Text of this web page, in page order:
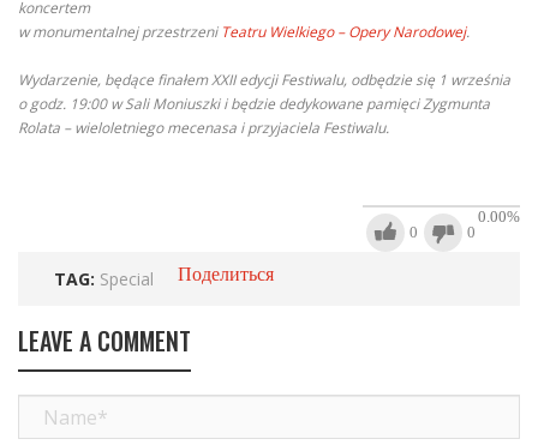
koncertem
w monumentalnej przestrzeni Teatru Wielkiego – Opery Narodowej.
Wydarzenie, będące finałem XXII edycji Festiwalu, odbędzie się 1 września
o godz. 19:00 w Sali Moniuszki i będzie dedykowane pamięci Zygmunta
Rolata – wieloletniego mecenasa i przyjaciela Festiwalu.
0.00%
0
0
TAG: Special Поделиться
LEAVE A COMMENT